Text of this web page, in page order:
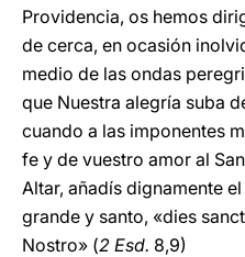
Providencia, os hemos
de cerca, en ocasión
medio de las ondas
que Nuestra alegría suba
cuando a las imponentes
fe y de vuestro amor al
Altar, añadís dignamente
grande y santo, «dies
Nostro» (2 Esd. 8,9)